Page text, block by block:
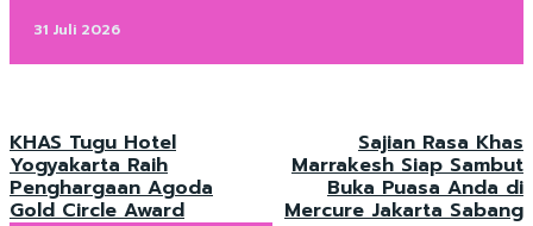
31 Juli 2026
KHAS Tugu Hotel
Yogyakarta Raih
Penghargaan Agoda
Gold Circle Award
Sajian Rasa Khas
Marrakesh Siap Sambut
Buka Puasa Anda di
Mercure Jakarta Sabang